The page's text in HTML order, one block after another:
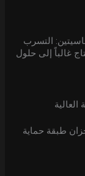
التسرب
غالباً إلى حلول
طبقة حماية